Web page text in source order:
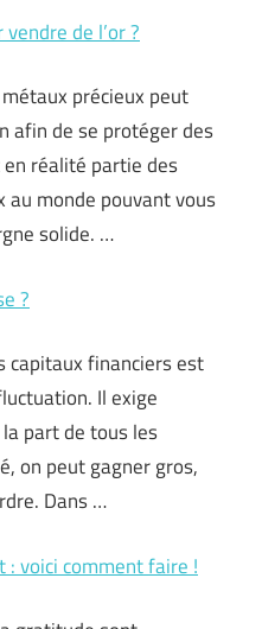
de l’or ?
précieux peut
afin de se protéger des
en réalité partie des
au monde pouvant vous
solide. …
?
capitaux financiers est
Il exige
part de tous les
on peut gagner gros,
Dans …
voici comment faire !